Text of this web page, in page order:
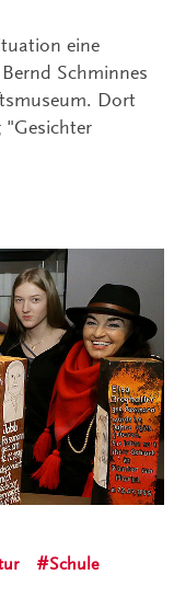
eine
Schminnes
Dort
"Gesichter
Schule